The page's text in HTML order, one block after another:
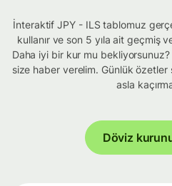
İnteraktif JPY - ILS tablomuz
kullanır ve son 5 yıla ait geçmiş
Daha iyi bir kur mu
size haber verelim. Günlük
asla
Döviz